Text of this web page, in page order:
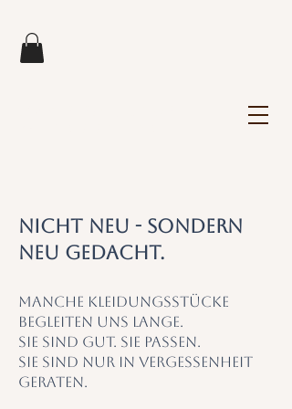
Nicht neu - Sondern
neu gedacht.
Manche Kleidungsstücke
begleiten uns lange.
Sie sind gut. Sie passen.
Sie sind nur in Vergessenheit
geraten.